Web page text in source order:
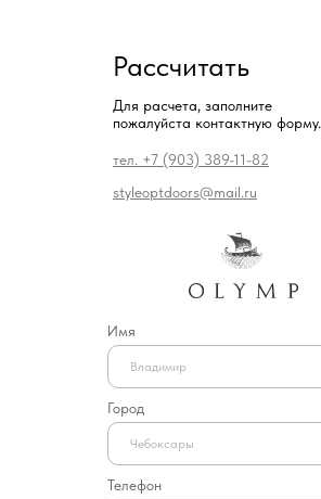
Рассчитать
Имя
Город
Телефон
Для расчета, заполните
пожалуйста контактную форму.
тел. +7 (903) 389-11-82
styleoptdoors@mail.ru